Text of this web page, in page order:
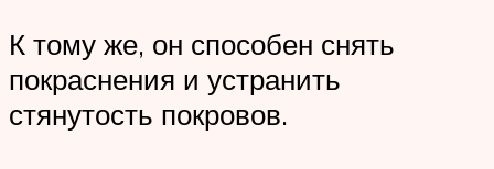
К тому же, он способен снять
покраснения и устранить
стянутость покровов.